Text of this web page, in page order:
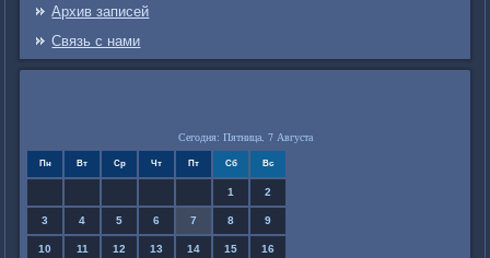
Архив записей
Связь c нами
Сегодня: Пятница, 7 Августа
Пн Вт Ср Чт Пт Сб Вс
1 2
3 4 5 6 7 8 9
10 11 12 13 14 15 16